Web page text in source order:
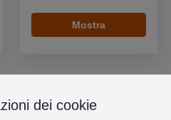
Mostra
dei cookie